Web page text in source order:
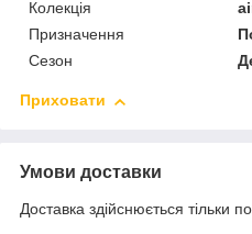
Колекція
Призначення
Сезон
Приховати
Умови доставки
Доставка здійснюється тільки